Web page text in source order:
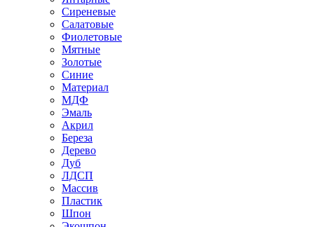
Сиреневые
Салатовые
Фиолетовые
Мятные
Золотые
Синие
Материал
МДФ
Эмаль
Акрил
Береза
Дерево
Дуб
ЛДСП
Массив
Пластик
Шпон